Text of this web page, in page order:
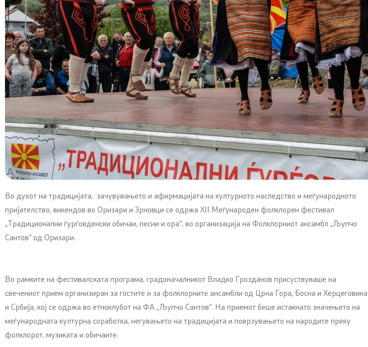
Во духот на традицијата, зачувувањето и афирмацијата на културното наследство и меѓународното
пријателство, викендов во Оризари и Зрновци се одржа XII Меѓународен фолклорен фестивал
„Традиционални ѓурѓовденски обичаи, песни и ора“, во организација на Фолклорниот ансамбл „Љупчо
Сантов“ од Оризари.
Во рамките на фестивалската програма, градоначалникот Владко Грозданов присуствуваше на
свечениот прием организиран за гостите и за фолклорните ансамбли од Црна Гора, Босна и Херцеговина
и Србија, кој се одржа во етноклубот на ФА „Љупчо Сантов“. На приемот беше истакнато значењето на
меѓународната културна соработка, негувањето на традицијата и поврзувањето на народите преку
фолклорот, музиката и обичаите.